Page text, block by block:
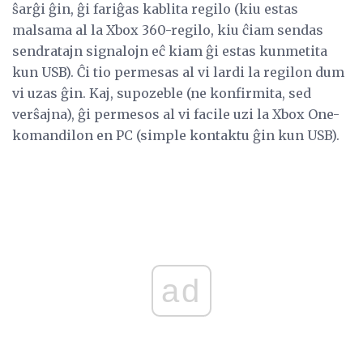
ŝarĝi ĝin, ĝi fariĝas kablita regilo (kiu estas
malsama al la Xbox 360-regilo, kiu ĉiam sendas
sendratajn signalojn eĉ kiam ĝi estas kunmetita
kun USB). Ĉi tio permesas al vi lardi la regilon dum
vi uzas ĝin. Kaj, supozeble (ne konfirmita, sed
verŝajna), ĝi permesos al vi facile uzi la Xbox One-
komandilon en PC (simple kontaktu ĝin kun USB).
ad